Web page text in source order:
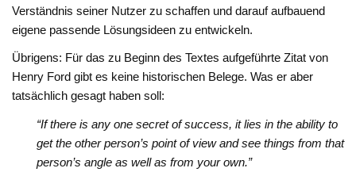
Verständnis seiner Nutzer zu schaffen und darauf aufbauend
eigene passende Lösungsideen zu entwickeln.
Übrigens: Für das zu Beginn des Textes aufgeführte Zitat von
Henry Ford gibt es keine historischen Belege. Was er aber
tatsächlich gesagt haben soll:
“If there is any one secret of success, it lies in the ability to
get the other person’s point of view and see things from that
person’s angle as well as from your own.”